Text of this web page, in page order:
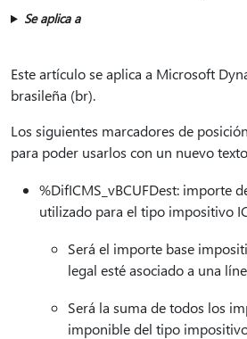
Se aplica a
Este artículo se aplica a Microsoft
brasileña (br).
Los siguientes marcadores de
para poder usarlos con un nuevo
%DifICMS_vBCUFDest: importe
utilizado para el tipo impositivo
Será el importe base
legal esté asociado a una
Será la suma de todos los
imponible del tipo